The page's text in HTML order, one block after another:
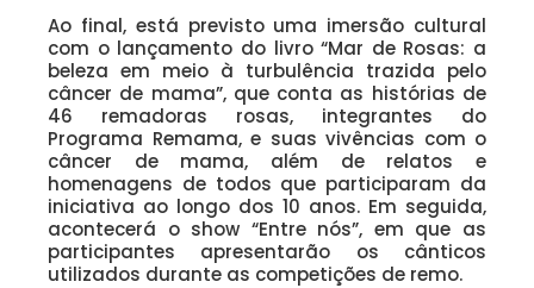
Ao final, está previsto uma imersão cultural
com o lançamento do livro “Mar de Rosas: a
beleza em meio à turbulência trazida pelo
câncer de mama”, que conta as histórias de
46 remadoras rosas, integrantes do
Programa Remama, e suas vivências com o
câncer de mama, além de relatos e
homenagens de todos que participaram da
iniciativa ao longo dos 10 anos. Em seguida,
acontecerá o show “Entre nós”, em que as
participantes apresentarão os cânticos
utilizados durante as competições de remo.